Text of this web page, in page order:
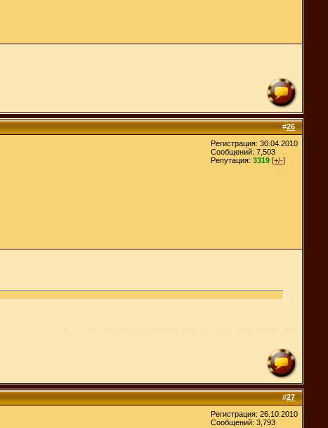
#26
Регистрация: 30.04.2010
Сообщений: 7,503
Репутация: 3319 [+/-]
#27
Регистрация: 26.10.2010
Сообщений: 3,793